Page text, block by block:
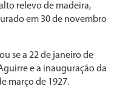
relevo de madeira,
em 30 de novembro
se a 22 de janeiro de
e a inauguração da
março de 1927.